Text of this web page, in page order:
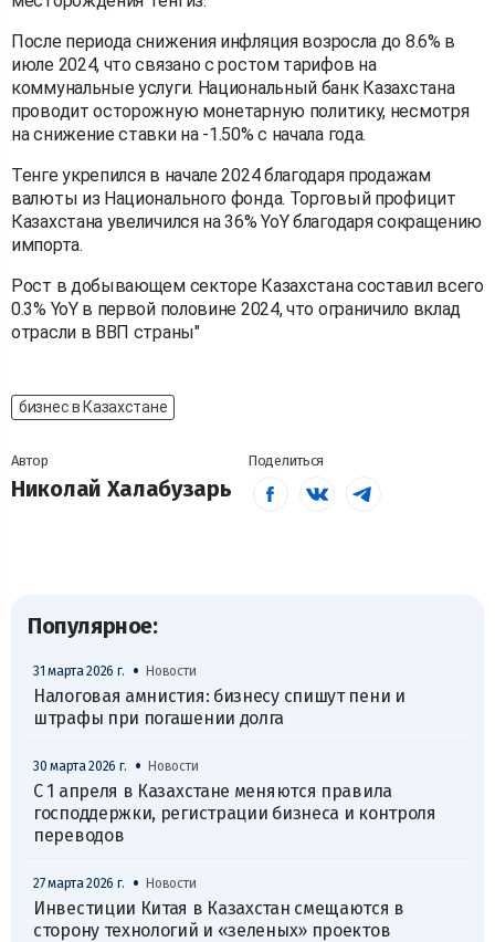
После периода снижения инфляция возросла до 8.6% в
июле 2024, что связано с ростом тарифов на
коммунальные услуги. Национальный банк Казахстана
проводит осторожную монетарную политику, несмотря
на снижение ставки на -1.50% с начала года.
Тенге укрепился в начале 2024 благодаря продажам
валюты из Национального фонда. Торговый профицит
Казахстана увеличился на 36% YoY благодаря сокращению
импорта.
Рост в добывающем секторе Казахстана составил всего
0.3% YoY в первой половине 2024, что ограничило вклад
отрасли в ВВП страны"
бизнес в Казахстане
Автор
Николай Халабузарь
Поделиться
Популярное:
31 марта 2026 г. • Новости
Налоговая амнистия: бизнесу спишут пени и
штрафы при погашении долга
30 марта 2026 г. • Новости
С 1 апреля в Казахстане меняются правила
господдержки, регистрации бизнеса и контроля
переводов
27 марта 2026 г. • Новости
Инвестиции Китая в Казахстан смещаются в
сторону технологий и «зеленых» проектов